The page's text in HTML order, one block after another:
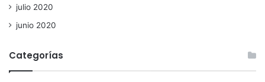
julio 2020
junio 2020
Categorías